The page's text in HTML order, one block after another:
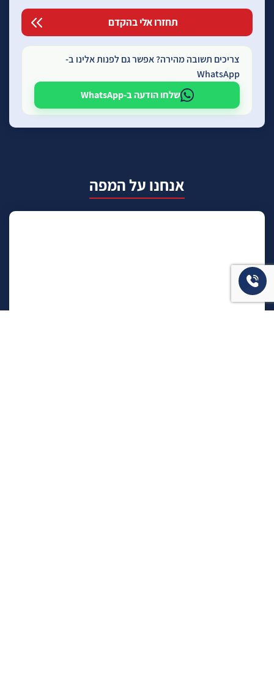
צריכים תשובה מהירה? אפשר גם לפנות אלינו ב-
WhatsApp
שלחו הודעה ב-WhatsApp
אנחנו על המפה